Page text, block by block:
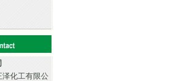
泽化工有限公